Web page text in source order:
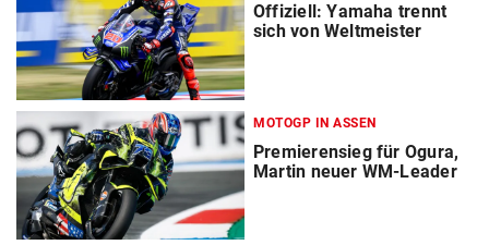
Offiziell: Yamaha trennt
sich von Weltmeister
MOTOGP IN ASSEN
Premierensieg für Ogura,
Martin neuer WM-Leader